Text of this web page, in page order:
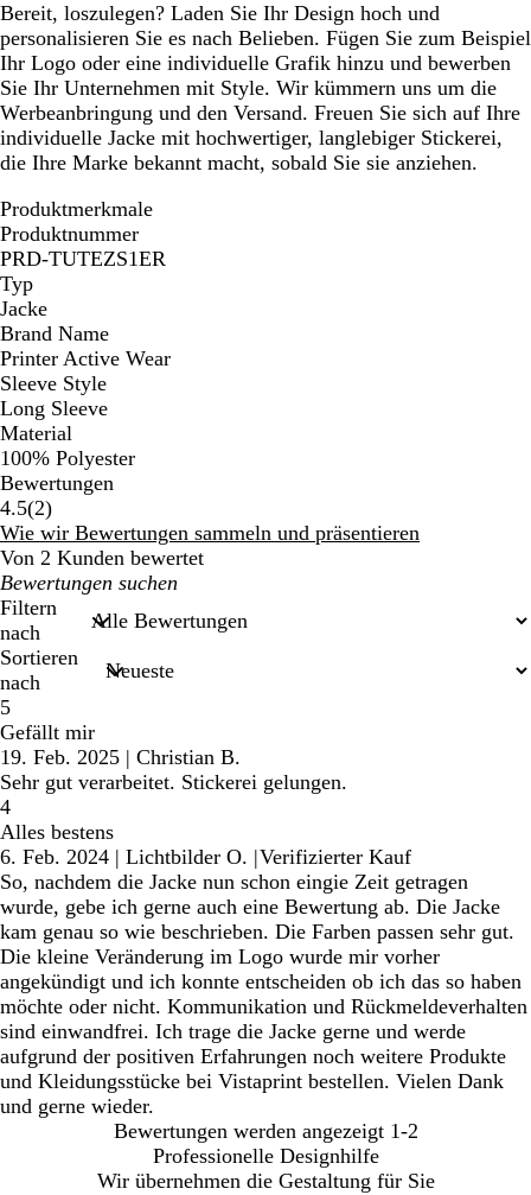
Bereit, loszulegen? Laden Sie Ihr Design hoch und
personalisieren Sie es nach Belieben. Fügen Sie zum Beispiel
Ihr Logo oder eine individuelle Grafik hinzu und bewerben
Sie Ihr Unternehmen mit Style. Wir kümmern uns um die
Werbeanbringung und den Versand. Freuen Sie sich auf Ihre
individuelle Jacke mit hochwertiger, langlebiger Stickerei,
die Ihre Marke bekannt macht, sobald Sie sie anziehen.
Produktmerkmale
Produktnummer
PRD-TUTEZS1ER
Typ
Jacke
Brand Name
Printer Active Wear
Sleeve Style
Long Sleeve
Material
100% Polyester
Bewertungen
4.5(22
Bewertungen
)
Wie wir Bewertungen sammeln und präsentieren
Von 2 Kunden bewertet
Meine
Sucheingaben
Filtern
nach
Sortieren
nach
5
Gefällt mir
19. Feb. 2025 | Christian B.
Sehr gut verarbeitet. Stickerei gelungen.
4
Alles bestens
6. Feb. 2024 | Lichtbilder O. |Verifizierter Kauf
So, nachdem die Jacke nun schon eingie Zeit getragen
wurde, gebe ich gerne auch eine Bewertung ab. Die Jacke
kam genau so wie beschrieben. Die Farben passen sehr gut.
Die kleine Veränderung im Logo wurde mir vorher
angekündigt und ich konnte entscheiden ob ich das so haben
möchte oder nicht. Kommunikation und Rückmeldeverhalten
sind einwandfrei. Ich trage die Jacke gerne und werde
aufgrund der positiven Erfahrungen noch weitere Produkte
und Kleidungsstücke bei Vistaprint bestellen. Vielen Dank
und gerne wieder.
Bewertungen werden angezeigt 1-2
Professionelle Designhilfe
Wir übernehmen die Gestaltung für Sie